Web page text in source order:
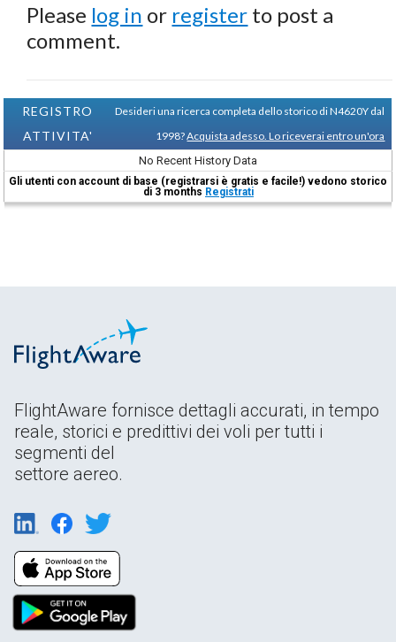
Please log in or register to post a
comment.
REGISTRO
ATTIVITA'
Desideri una ricerca completa dello storico di N4620Y dal
1998?Acquista adesso. Lo riceverai entro un'ora
No Recent History Data
Gli utenti con account di base (registrarsi è gratis e facile!) vedono storico
di 3 months Registrati
FlightAware fornisce dettagli accurati, in tempo
reale, storici e predittivi dei voli per tutti i
segmenti del
settore aereo.